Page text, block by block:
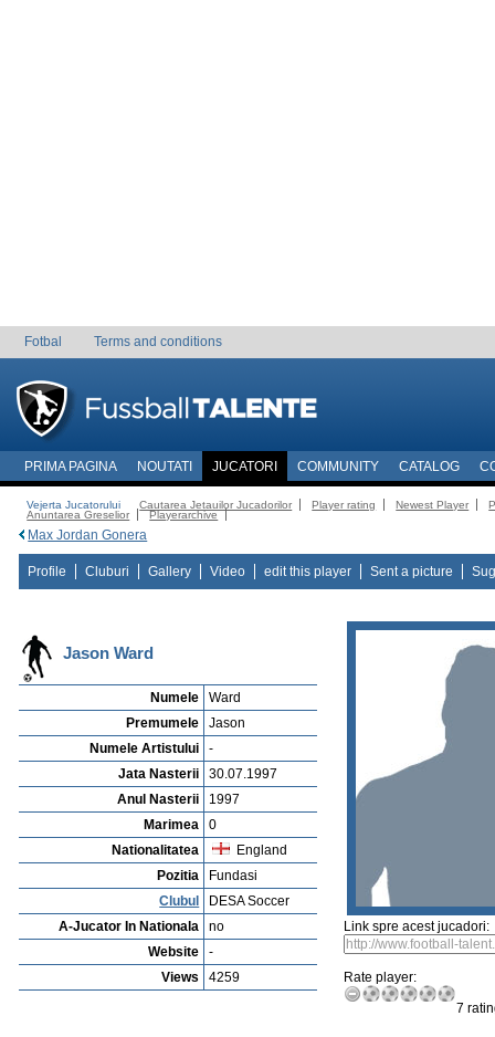
Fotbal Terms and conditions
PRIMA PAGINA NOUTATI JUCATORI COMMUNITY CATALOG
Vejerta Jucatorului Cautarea Jetauilor Jucadorilor Player rating Newest Player
Anuntarea Greselior
Playerarchive
Max Jordan Gonera
Profile Cluburi Gallery Video edit this player Sent a picture
Jason Ward
Numele
Ward
Premumele
Jason
Numele Artistului
-
Jata Nasterii
30.07.1997
Anul Nasterii
1997
Marimea
0
Nationalitatea
England
Pozitia
Fundasi
Clubul
DESA Soccer
A-Jucator In Nationala
no
Website
-
Views
4259
Link spre acest jucadori:
Rate player:
7